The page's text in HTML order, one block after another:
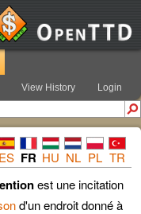
View History Login
ES FR HU NL PL TR
est une incitation
d'un endroit donné à